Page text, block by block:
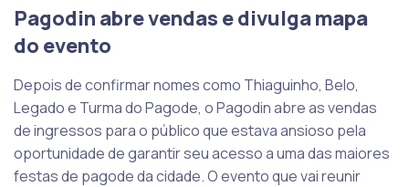
Pagodin abre vendas e divulga mapa
do evento
Depois de confirmar nomes como Thiaguinho, Belo,
Legado e Turma do Pagode, o Pagodin abre as vendas
de ingressos para o público que estava ansioso pela
oportunidade de garantir seu acesso a uma das maiores
festas de pagode da cidade. O evento que vai reunir